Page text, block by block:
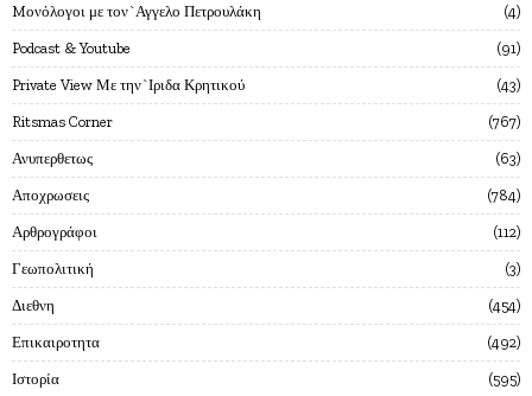
Mονόλογοι με τον`Αγγελο Πετρουλάκη 4
Podcast & Youtube 91
Private View Με την`Ιριδα Κρητικού 43
Ritsmas Corner 767
Ανυπερθετως 63
Αποχρωσεις 784
Αρθρογράφοι 112
Γεωπολιτική 3
Διεθνη 454
Επικαιροτητα 492
Ιστορία 595